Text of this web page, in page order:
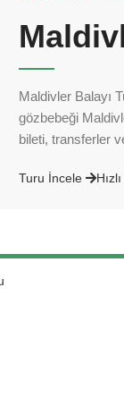
Maldivler Balayı
gözbebeği
bileti, transferler
Turu İncele